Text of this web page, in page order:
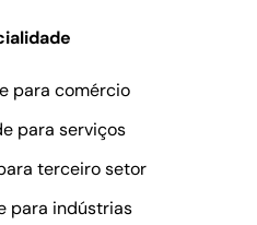
para comércio
para serviços
terceiro setor
para indústrias